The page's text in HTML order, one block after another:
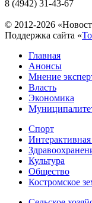
8 (4942) 31-43-67
© 2012-2026
Поддержка сайта «
Главная
Анонсы
Мнение
Власть
Экономика
Спорт
Интерактивная
Культура
Общество
Костромское